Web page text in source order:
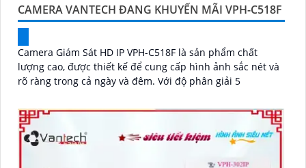
CAMERA VANTECH ĐANG KHUYẾN MÃI VPH-C518F
Camera Giám Sát HD IP VPH-C518F là sản phẩm chất
lượng cao, được thiết kế để cung cấp hình ảnh sắc nét và
rõ ràng trong cả ngày và đêm. Với độ phân giải 5